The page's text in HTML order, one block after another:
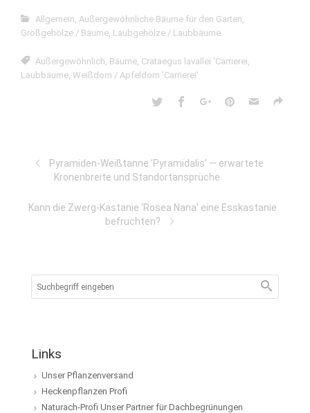
Allgemein, Außergewöhnliche Bäume für den Garten,
Großgehölze / Bäume, Laubgehölze / Laubbäume
Außergewöhnlich, Bäume, Crataegus lavallei 'Carrierei,
Laubbäume, Weißdorn / Apfeldorn 'Carrierei'
Pyramiden-Weißtanne ’Pyramidalis’ — erwartete
Kronenbreite und Standortansprüche
Kann die Zwerg-Kastanie ‘Rosea Nana’ eine Esskastanie
befruchten?
Links
Unser Pflanzenversand
Heckenpflanzen Profi
Naturach-Profi Unser Partner für Dachbegrünungen